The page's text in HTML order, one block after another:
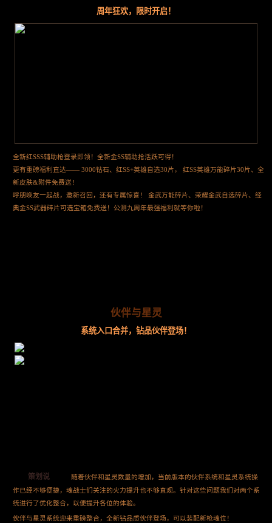
周年狂欢，限时开启！
全新红SSS辅助枪登录即领！全新金SS辅助抢活跃可得！
更有重磅福利直达—— 3000钻石、红SS+英雄自选30片， 红SS英雄万能碎片30片、全
新皮肤&附件免费送！
呼朋唤友一起战，邀新召回，还有专属惊喜！ 金武万能碎片、荣耀金武自选碎片、经
典金SS武器碎片可选宝箱免费送！公测九周年最强福利就等你啦！
伙伴与星灵
系统入口合并，钻品伙伴登场！
策划说
随着伙伴和星灵数量的增加，当前版本的伙伴系统和星灵系统操
作已经不够便捷，魂战士们关注的火力提升也不够直观。针对这些问题我们对两个系
统进行了优化整合，以便提升各位的体验。
伙伴与星灵系统迎来重磅整合，全新钻品质伙伴登场，可以装配新枪魂位！